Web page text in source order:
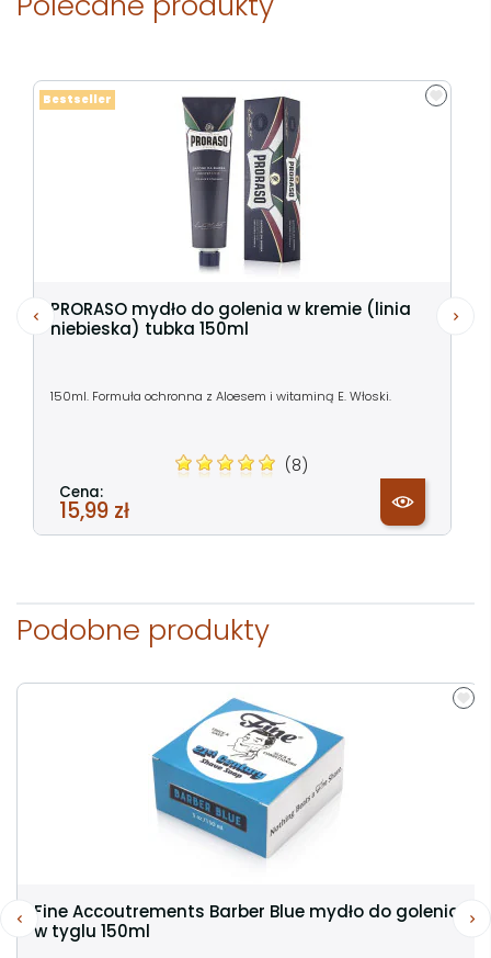
PRORASO mydło do golenia w kremie (linia
niebieska) tubka 150ml
150ml. Formuła ochronna z Aloesem i witaminą E. Włoski.
(8)
Cena:
15,99 zł
Bestseller
Podobne produkty
Fine Accoutrements Barber Blue mydło do golenia
w tyglu 150ml